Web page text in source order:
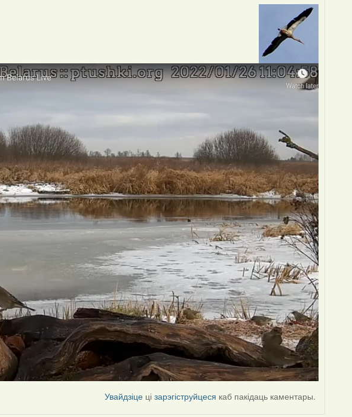
Увайдзіце цізарэгіструйцеся каб пакідаць каментары.